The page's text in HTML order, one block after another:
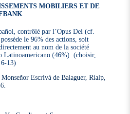
MOBILIERS ET DE
contrôlé par l’Opus Dei (cf.
le 96% des actions, soit
au nom de la société
Latinoamericano (46%). (choisir,
13)
Monseñor Escrivá de Balaguer, Rialp,